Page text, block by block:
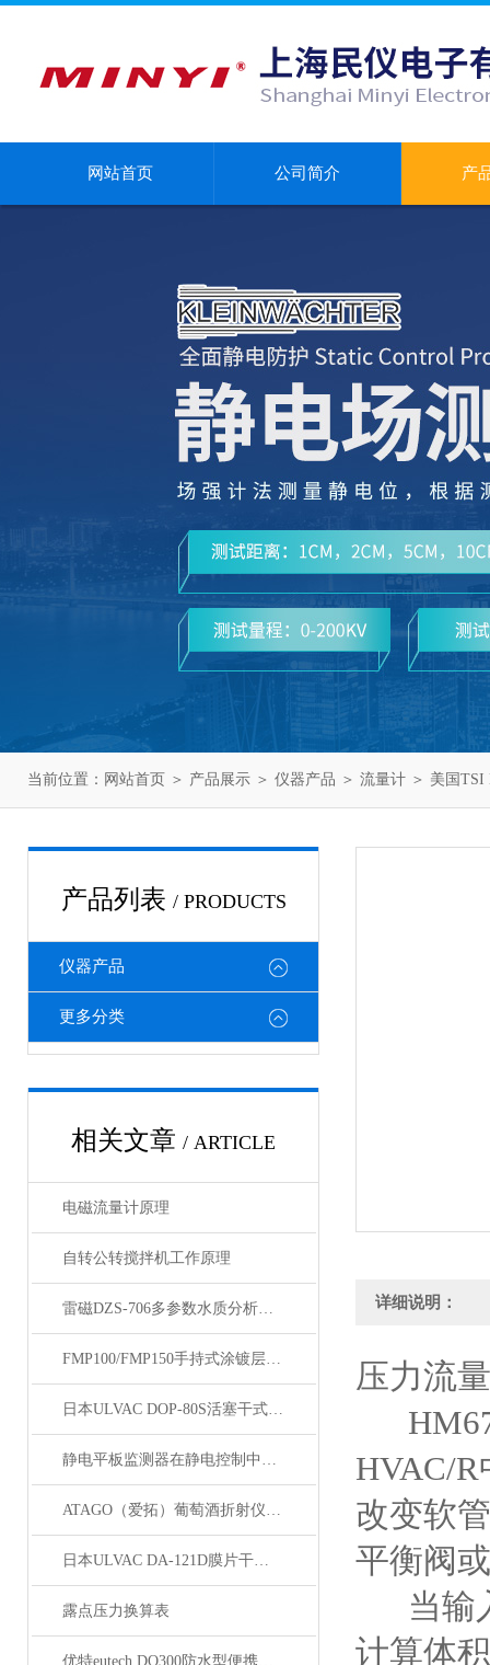
网站首页 公司简介 产
当前位置： 网站首页 ＞ 产品展示 ＞ 仪器产品 ＞ 流量计 ＞ 美国TSI
产品列表 / PRODUCTS
仪器产品
更多分类
相关文章 / ARTICLE
电磁流量计原理
自转公转搅拌机工作原理
雷磁DZS-706多参数水质分析仪技术参数
FMP100/FMP150手持式涂镀层测厚仪技术资料
日本ULVAC DOP-80S活塞干式真空泵技术资料
静电平板监测器在静电控制中的应用与重要性
ATAGO（爱拓）葡萄酒折射仪在酿酒时测量葡萄浓度的应用
日本ULVAC DA-121D膜片干式真空泵技术资料
露点压力换算表
优特eutech DO300防水型便携式溶氧仪
详细说明：
压力流
HVAC/
改变软
平衡阀
当输入
计算体